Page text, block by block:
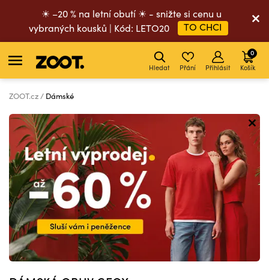
☀ –20 % na letní obutí ☀ - snižte si cenu u
vybraných kousků | Kód: LETO20
TO CHCI
Hledat Přání Přihlásit Košík
0
ZOOT.cz Dámské